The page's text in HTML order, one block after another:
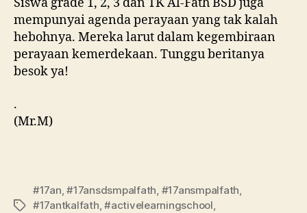
Siswa grade 1, 2, 3 dan TK Al-Fath BSD juga
mempunyai agenda perayaan yang tak kalah
hebohnya. Mereka larut dalam kegembiraan
perayaan kemerdekaan. Tunggu beritanya
besok ya!
.
(Mr.M)
#17an,#17ansdsmpalfath, #17ansmpalfath,
#17antkalfath,#activelearningschool,